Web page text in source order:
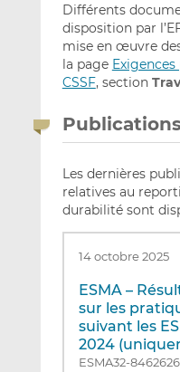
Différents
disposition par
mise en œuvre
la page Exigences
CSSF, section
Publications
Les dernières
relatives au
durabilité sont
14 octobre 2025
ESMA –
sur les
suivant les
2024
ESMA32-